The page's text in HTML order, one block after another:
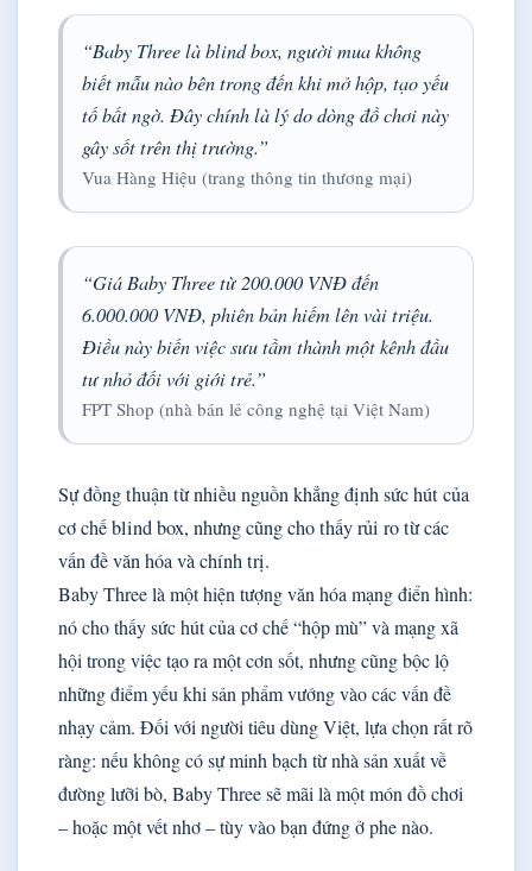
“Baby Three là blind box, người mua không
biết mẫu nào bên trong đến khi mở hộp, tạo yếu
tố bất ngờ. Đây chính là lý do dòng đồ chơi này
gây sốt trên thị trường.”
Vua Hàng Hiệu (trang thông tin thương mại)
“Giá Baby Three từ 200.000 VNĐ đến
6.000.000 VNĐ, phiên bản hiếm lên vài triệu.
Điều này biến việc sưu tầm thành một kênh đầu
tư nhỏ đối với giới trẻ.”
FPT Shop (nhà bán lẻ công nghệ tại Việt Nam)
Sự đồng thuận từ nhiều nguồn khẳng định sức hút của
cơ chế blind box, nhưng cũng cho thấy rủi ro từ các
vấn đề văn hóa và chính trị.
Baby Three là một hiện tượng văn hóa mạng điển hình:
nó cho thấy sức hút của cơ chế “hộp mù” và mạng xã
hội trong việc tạo ra một cơn sốt, nhưng cũng bộc lộ
những điểm yếu khi sản phẩm vướng vào các vấn đề
nhạy cảm. Đối với người tiêu dùng Việt, lựa chọn rất rõ
ràng: nếu không có sự minh bạch từ nhà sản xuất về
đường lưỡi bò, Baby Three sẽ mãi là một món đồ chơi
– hoặc một vết nhơ – tùy vào bạn đứng ở phe nào.